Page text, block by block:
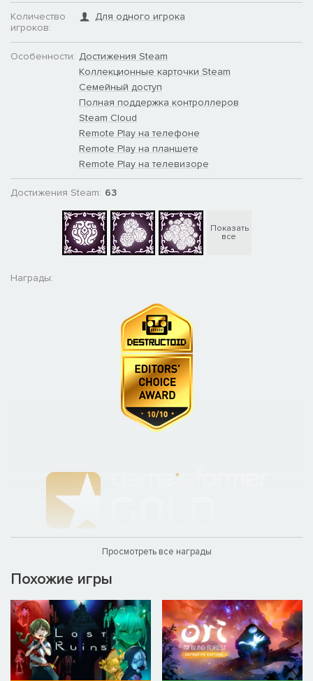
оживленные художниками в традиционном двухмерном
стиле.
Каждая новая открытая вами область – странна, по-своему
великолепна и полна новых существ и персонажей. Будьте
внимательны – и в стороне от проторенных дорог вас ждут
Если вам по душе классический геймплей, милые, но
страшные существа, эпические приключения и красивые
миры в готическом стиле, тогда Hollow Knight ждет вас!
Количество
игроков:
Для одного игрока
Особенности: Достижения Steam
Коллекционные карточки Steam
Семейный доступ
Полная поддержка контроллеров
Steam Cloud
Remote Play на телефоне
Remote Play на планшете
Remote Play на телевизоре
Достижения Steam: 63
Показать
все
Награды:
Просмотреть все награды
Похожие игры